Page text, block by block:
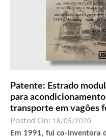
Patente: Estrado
para
transporte em vagões
Posted On: 18/05/2020
Em 1991, fui co-inventora